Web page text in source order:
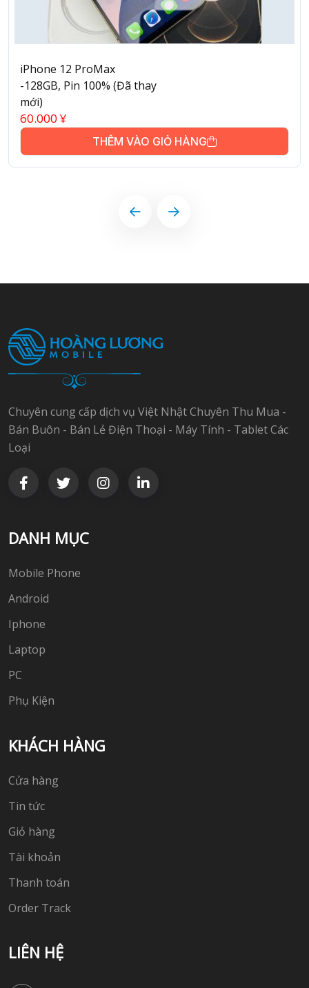
iPhone 12 ProMax
-128GB, Pin 100% (Đã thay
mới)
60.000 ¥
THÊM VÀO GIỎ HÀNG
Chuyên cung cấp dịch vụ Việt Nhật Chuyên Thu Mua -
Bán Buôn - Bán Lẻ Điện Thoại - Máy Tính - Tablet Các
Loại
DANH MỤC
Mobile Phone
Android
Iphone
Laptop
PC
Phụ Kiện
KHÁCH HÀNG
Cửa hàng
Tin tức
Giỏ hàng
Tài khoản
Thanh toán
Order Track
LIÊN HỆ